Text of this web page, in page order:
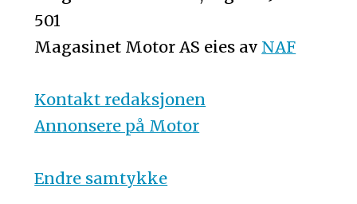
501
Magasinet Motor AS eies av NAF
Kontakt redaksjonen
Annonsere på Motor
Endre samtykke